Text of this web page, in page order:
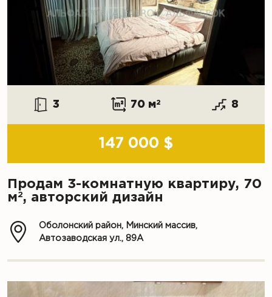
3 70 м2 8
147 000 $
Продам 3-комнатную квартиру, 70
м2, авторский дизайн
Оболонский район, Минский массив,
Автозаводская ул., 89А